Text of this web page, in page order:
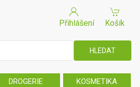
Přihlášení Košík
DROGERIE KOSMETIKA